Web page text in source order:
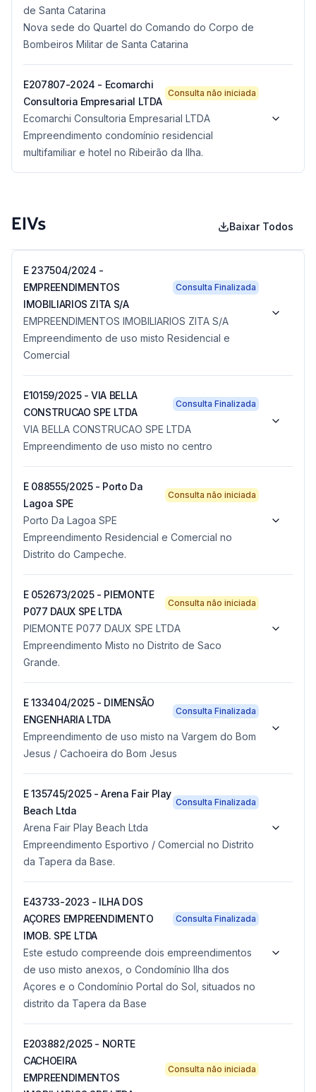
de Santa Catarina
Nova sede do Quartel do Comando do Corpo de
Bombeiros Militar de Santa Catarina
E207807-2024 - Ecomarchi
Consultoria Empresarial LTDA
Consulta não iniciada
Ecomarchi Consultoria Empresarial LTDA
Empreendimento condomínio residencial
multifamiliar e hotel no Ribeirão da Ilha.
EIVs Baixar Todos
E 237504/2024 -
EMPREENDIMENTOS
IMOBILIARIOS ZITA S/A
Consulta Finalizada
EMPREENDIMENTOS IMOBILIARIOS ZITA S/A
Empreendimento de uso misto Residencial e
Comercial
E10159/2025 - VIA BELLA
CONSTRUCAO SPE LTDA
Consulta Finalizada
VIA BELLA CONSTRUCAO SPE LTDA
Empreendimento de uso misto no centro
E 088555/2025 - Porto Da
Lagoa SPE
Consulta não iniciada
Porto Da Lagoa SPE
Empreendimento Residencial e Comercial no
Distrito do Campeche.
E 052673/2025 - PIEMONTE
P077 DAUX SPE LTDA
Consulta não iniciada
PIEMONTE P077 DAUX SPE LTDA
Empreendimento Misto no Distrito de Saco
Grande.
E 133404/2025 - DIMENSÃO
ENGENHARIA LTDA
Consulta Finalizada
Empreendimento de uso misto na Vargem do Bom
Jesus / Cachoeira do Bom Jesus
E 135745/2025 - Arena Fair Play
Beach Ltda
Consulta Finalizada
Arena Fair Play Beach Ltda
Empreendimento Esportivo / Comercial no Distrito
da Tapera da Base.
E43733-2023 - ILHA DOS
AÇORES EMPREENDIMENTO
IMOB. SPE LTDA
Consulta Finalizada
Este estudo compreende dois empreendimentos
de uso misto anexos, o Condomínio Ilha dos
Açores e o Condomínio Portal do Sol, situados no
distrito da Tapera da Base
E203882/2025 - NORTE
CACHOEIRA
EMPREENDIMENTOS
Consulta não iniciada